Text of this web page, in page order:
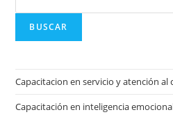
BUSCAR
Capacitacion en servicio y atención al
Capacitación en inteligencia